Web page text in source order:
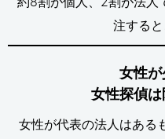
注すると
女性
女性探偵
女性が代表の法人はある